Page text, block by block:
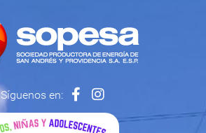
Síguenos en: